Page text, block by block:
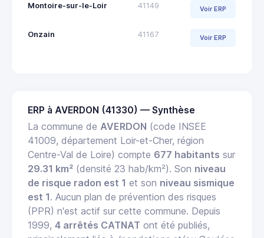
Montoire-sur-le-Loir 41149 Voir ERP
Onzain 41167 Voir ERP
ERP à AVERDON (41330) — Synthèse
La commune de AVERDON (code INSEE
41009, département Loir-et-Cher, région
Centre-Val de Loire) compte 677 habitants sur
29.31 km² (densité 23 hab/km²). Son niveau
de risque radon est 1 et son niveau sismique
est 1. Aucun plan de prévention des risques
(PPR) n'est actif sur cette commune. Depuis
1999, 4 arrêtés CATNAT ont été publiés,